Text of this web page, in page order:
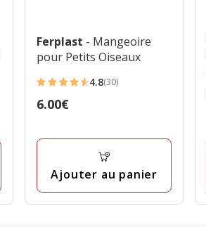
Ferplast - Mangeoire
pour Petits Oiseaux
4.8
étoiles
30
4.8(30)
Prix
6.00€
Ajouter au panier